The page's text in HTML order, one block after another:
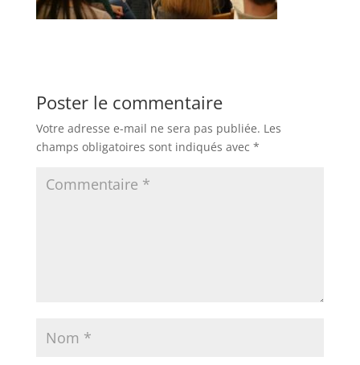
Poster le commentaire
Votre adresse e-mail ne sera pas publiée. Les
champs obligatoires sont indiqués avec *